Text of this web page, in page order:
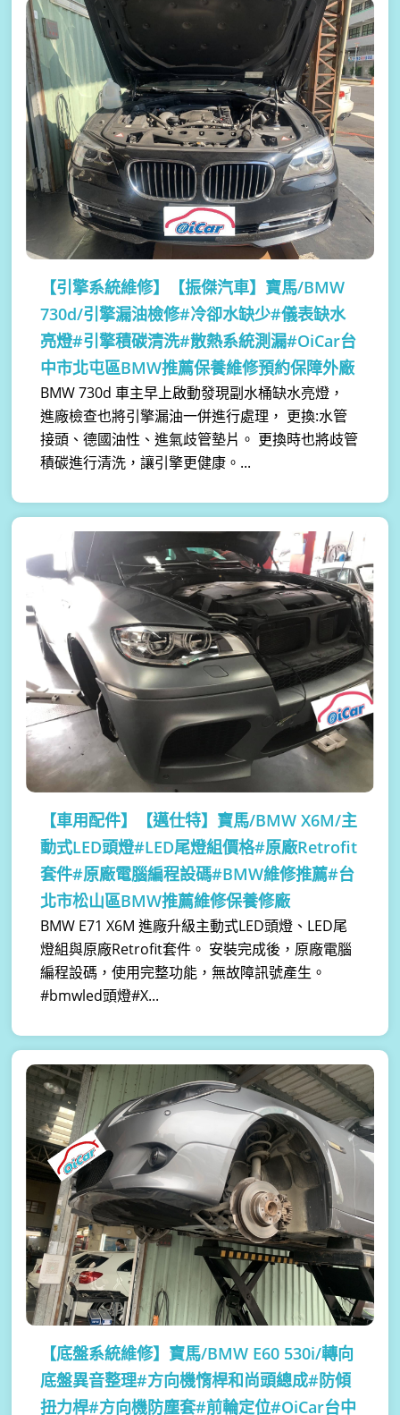
【引擎系統維修】
【振傑汽車】寶馬/BMW
730d/引擎漏油檢修#冷卻水缺少#儀表缺水
亮燈#引擎積碳清洗#散熱系統測漏#OiCar台
中市北屯區BMW推薦保養維修預約保障外廠
BMW 730d 車主早上啟動發現副水桶缺水亮燈，
進廠檢查也將引擎漏油一併進行處理， 更換:水管
接頭、德國油性、進氣歧管墊片。 更換時也將歧管
積碳進行清洗，讓引擎更健康。...
【車用配件】
【邁仕特】寶馬/BMW X6M/主
動式LED頭燈#LED尾燈組價格#原廠Retrofit
套件#原廠電腦編程設碼#BMW維修推薦#台
北市松山區BMW推薦維修保養修廠
BMW E71 X6M 進廠升級主動式LED頭燈、LED尾
燈組與原廠Retrofit套件。 安裝完成後，原廠電腦
編程設碼，使用完整功能，無故障訊號產生。
#bmwled頭燈#X...
【底盤系統維修】 寶馬/BMW E60 530i/轉向
底盤異音整理#方向機惰桿和尚頭總成#防傾
扭力桿#方向機防塵套#前輪定位#OiCar台中